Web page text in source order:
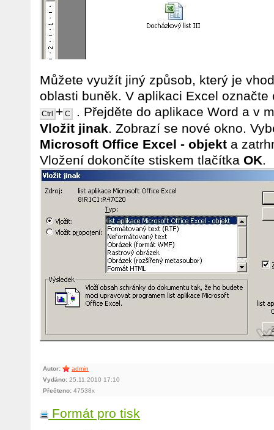
Můžete využít jiný způsob, který je
oblasti buněk. V aplikaci Excel
Ctrl + C
. Přejděte do aplikace Word a v
Vložit jinak. Zobrazí se nové okno.
Microsoft Office Excel - objekt a
Vložení dokončíte stiskem tlačítka OK.
Autor:
admin
Vydáno: 25.11.2010 17:10
Přečteno: 47538x
Formát pro tisk